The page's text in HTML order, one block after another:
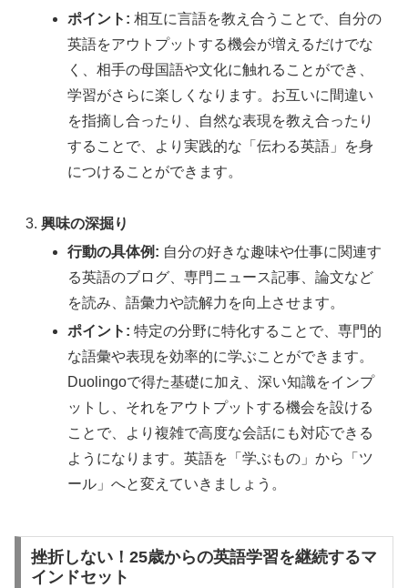
ポイント: 相互に言語を教え合うことで、自分の
英語をアウトプットする機会が増えるだけでな
く、相手の母国語や文化に触れることができ、
学習がさらに楽しくなります。お互いに間違い
を指摘し合ったり、自然な表現を教え合ったり
することで、より実践的な「伝わる英語」を身
につけることができます。
興味の深掘り
行動の具体例: 自分の好きな趣味や仕事に関連す
る英語のブログ、専門ニュース記事、論文など
を読み、語彙力や読解力を向上させます。
ポイント: 特定の分野に特化することで、専門的
な語彙や表現を効率的に学ぶことができます。
Duolingoで得た基礎に加え、深い知識をインプ
ットし、それをアウトプットする機会を設ける
ことで、より複雑で高度な会話にも対応できる
ようになります。英語を「学ぶもの」から「ツ
ール」へと変えていきましょう。
挫折しない！25歳からの英語学習を継続するマ
インドセット